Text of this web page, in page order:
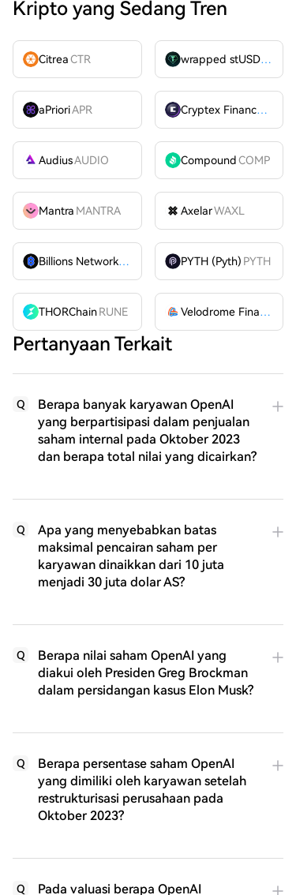
Kripto yang Sedang Tren
CitreaCTR wrapped stUSDT
aPrioriAPR Cryptex FinanceCTX
AudiusAUDIO CompoundCOMP
Mantra MANTRA AxelarWAXL
Billions Network
BILL PYTH (Pyth) PYTH
THORChainRUNE Velodrome Finance
Pertanyaan Terkait
Q
Berapa banyak karyawan OpenAI
yang berpartisipasi dalam penjualan
saham internal pada Oktober 2023
dan berapa total nilai yang dicairkan?
Q
Apa yang menyebabkan batas
maksimal pencairan saham per
karyawan dinaikkan dari 10 juta
menjadi 30 juta dolar AS?
Q
Berapa nilai saham OpenAI yang
diakui oleh Presiden Greg Brockman
dalam persidangan kasus Elon Musk?
Q
Berapa persentase saham OpenAI
yang dimiliki oleh karyawan setelah
restrukturisasi perusahaan pada
Oktober 2023?
Q Pada valuasi berapa OpenAI